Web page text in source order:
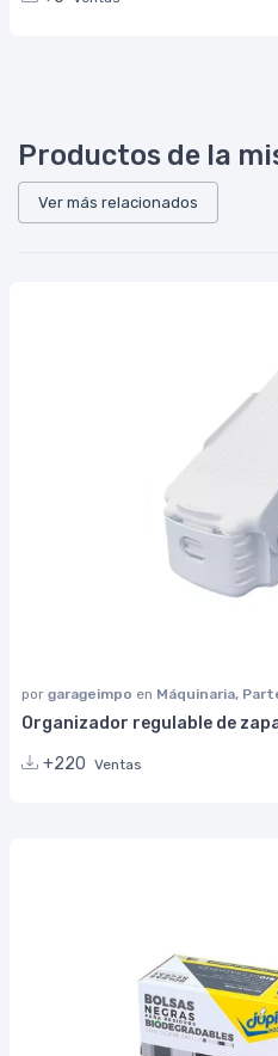
Productos de la
Ver más relacionados
por garageimpo en Máquinaria,
Organizador regulable de
+220 Ventas